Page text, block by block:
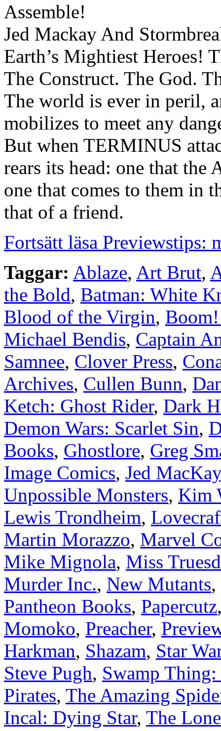
Assemble!
Jed Mackay And
Earth’s Mightiest Heroes!
The Construct. The God.
The world is ever in peril,
mobilizes to meet any
But when TERMINUS
rears its head: one that the
one that comes to them in
that of a friend.
Fortsätt läsa Previewstips:
Taggar: Ablaze, Art Brut,
the Bold, Batman: White
Blood of the Virgin,
Michael Bendis, Captain
Samnee, Clover Press,
Archives, Cullen Bunn,
Ketch: Ghost Rider, Dark
Demon Wars: Scarlet Sin,
Books, Ghostlore, Greg
Image Comics, Jed MacKay
Unpossible Monsters, Kim
Lewis Trondheim,
Martin Morazzo, Marvel
Mike Mignola, Miss
Murder Inc., New Mutants,
Pantheon Books, Papercutz
Momoko, Preacher,
Harkman, Shazam, Star
Steve Pugh, Swamp
Pirates, The Amazing
Incal: Dying Star, The